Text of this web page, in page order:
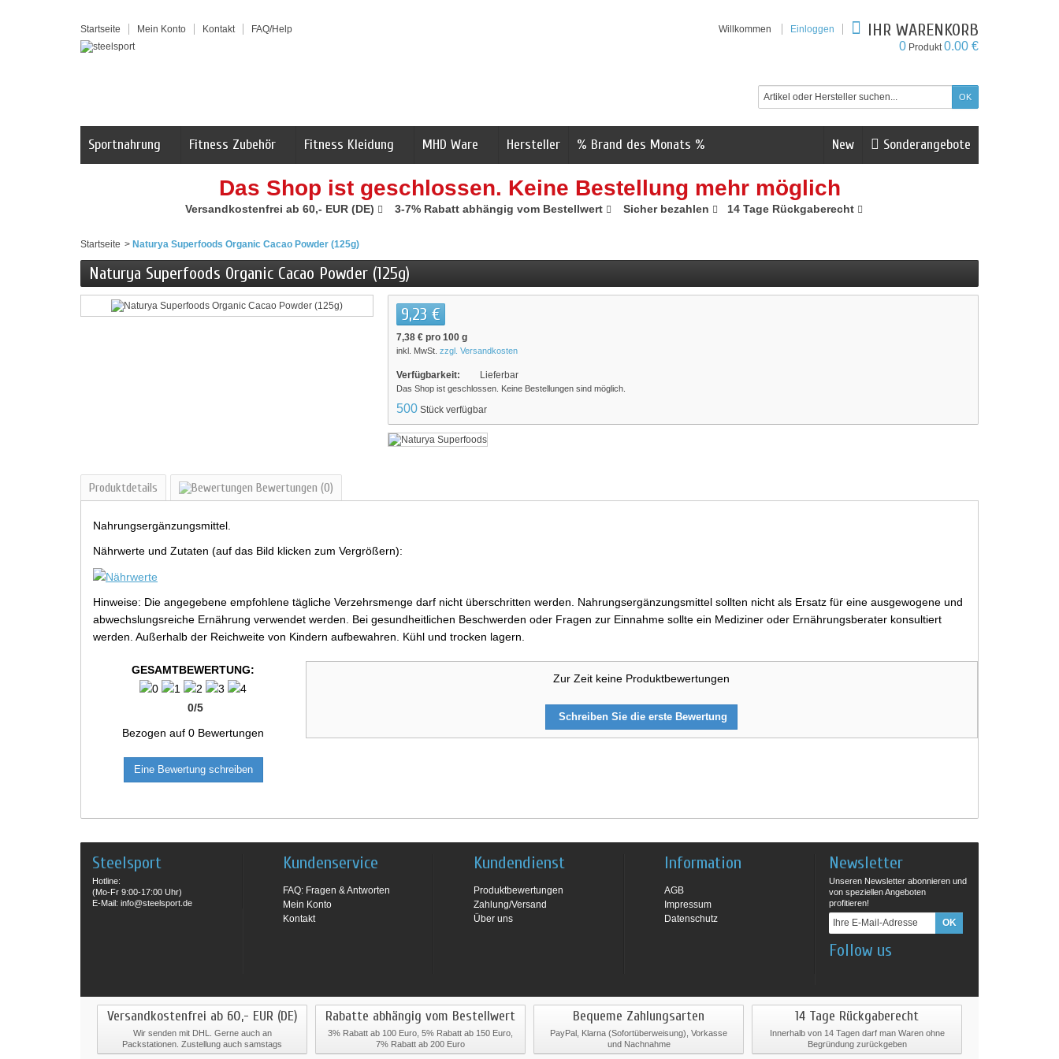
Startseite Mein Konto Kontakt FAQ/Help Willkommen Einloggen IHR WARENKORB
0 Produkt0.00 €
Sonderangebote
New
Sportnahrung Fitness Zubehör Fitness Kleidung MHD Ware Hersteller % Brand des Monats %
Das Shop ist geschlossen. Keine Bestellung mehr möglich
Versandkostenfrei ab 60,- EUR (DE) 3-7% Rabatt abhängig vom Bestellwert Sicher bezahlen 14 Tage Rückgaberecht
Startseite > Naturya Superfoods Organic Cacao Powder (125g)
Naturya Superfoods Organic Cacao Powder (125g)
9,23 €
7,38 € pro 100 g
inkl. MwSt. zzgl. Versandkosten
Verfügbarkeit: Lieferbar
Das Shop ist geschlossen. Keine Bestellungen sind möglich.
500 Stück verfügbar
Produktdetails Bewertungen (0)
Nahrungsergänzungsmittel.
Nährwerte und Zutaten (auf das Bild klicken zum Vergrößern):
Hinweise: Die angegebene empfohlene tägliche Verzehrsmenge darf nicht überschritten werden. Nahrungsergänzungsmittel sollten nicht als Ersatz für eine ausgewogene und
abwechslungsreiche Ernährung verwendet werden. Bei gesundheitlichen Beschwerden oder Fragen zur Einnahme sollte ein Mediziner oder Ernährungsberater konsultiert
werden. Außerhalb der Reichweite von Kindern aufbewahren. Kühl und trocken lagern.
GESAMTBEWERTUNG:
0/5
Bezogen auf0 Bewertungen
Eine Bewertung schreiben
Zur Zeit keine Produktbewertungen
Schreiben Sie die erste Bewertung
Steelsport
Hotline:
(Mo-Fr 9:00-17:00 Uhr)
E-Mail: info@steelsport.de
Kundenservice
FAQ: Fragen & Antworten
Mein Konto
Kontakt
Kundendienst
Produktbewertungen
Zahlung/Versand
Über uns
Information
AGB
Impressum
Datenschutz
Newsletter
Unseren Newsletter abonnieren und
von speziellen Angeboten
profitieren!
Follow us
Versandkostenfrei ab 60,- EUR (DE)
Wir senden mit DHL. Gerne auch an
Packstationen. Zustellung auch samstags
Rabatte abhängig vom Bestellwert
3% Rabatt ab 100 Euro, 5% Rabatt ab 150 Euro,
7% Rabatt ab 200 Euro
Bequeme Zahlungsarten
PayPal, Klarna (Sofortüberweisung), Vorkasse
und Nachnahme
14 Tage Rückgaberecht
Innerhalb von 14 Tagen darf man Waren ohne
Begründung zurückgeben